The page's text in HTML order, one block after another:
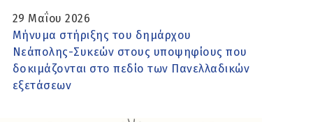
29 Μαΐου 2026
Μήνυμα στήριξης του δημάρχου
Νεάπολης-Συκεών στους υποψηφίους που
δοκιμάζονται στο πεδίο των Πανελλαδικών
εξετάσεων